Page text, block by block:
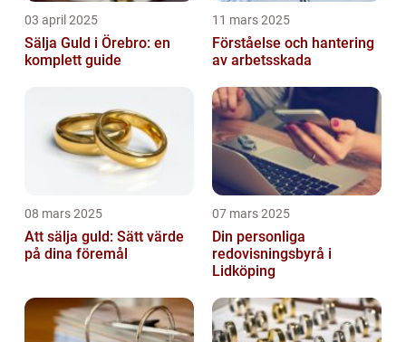
03 april 2025
Sälja Guld i Örebro: en
komplett guide
11 mars 2025
Förståelse och hantering
av arbetsskada
08 mars 2025
Att sälja guld: Sätt värde
på dina föremål
07 mars 2025
Din personliga
redovisningsbyrå i
Lidköping